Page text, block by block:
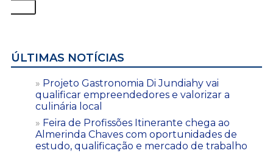
ÚLTIMAS NOTÍCIAS
Projeto Gastronomia Di Jundiahy vai
qualificar empreendedores e valorizar a
culinária local
Feira de Profissões Itinerante chega ao
Almerinda Chaves com oportunidades de
estudo, qualificação e mercado de trabalho